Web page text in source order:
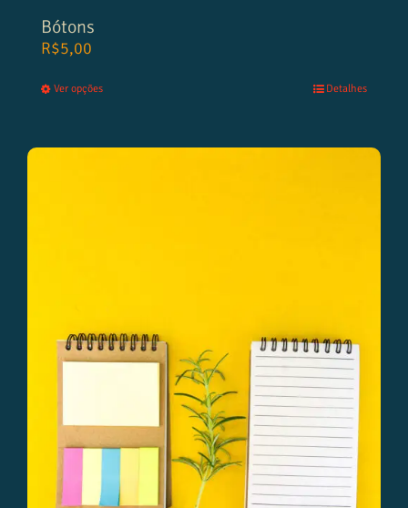
Bótons
R$5,00
Ver opções Detalhes